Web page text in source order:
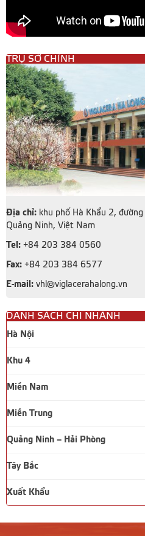
TRỤ SỞ CHÍNH
Địa chỉ: khu phố Hà Khẩu 2,
Quảng Ninh, Việt Nam
Tel: +84 203 384 0560
Fax: +84 203 384 6577
E-mail: vhl@viglacerahalong.vn
DANH SÁCH CHI NHÁNH
Hà Nội
Khu 4
Miền Nam
Miền Trung
Quảng Ninh – Hải Phòng
Tây Bắc
Xuất Khẩu